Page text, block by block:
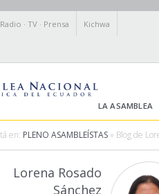
Radio ·TV · Prensa Kichwa
LA ASAMBLEA
en: PLENO ASAMBLEÍSTAS » Blog de
Lorena Rosado
Sánchez